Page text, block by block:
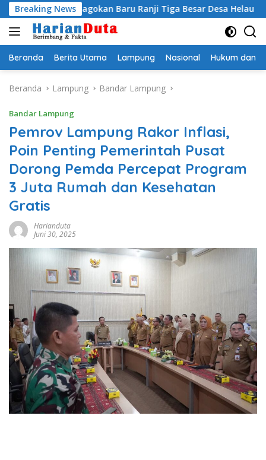
Langsung
ke
konten
Breaking News
Jagokan Baru Ranji Tiga Besar Desa Helau
Beranda Berita Utama Lampung Nasional Hukum dan
Beranda Lampung Bandar Lampung
Bandar Lampung
Pemrov Lampung Rakor Inflasi,
Poin Penting Pemerintah Pusat
Dorong Pemda Percepat Program
3 Juta Rumah dan Kesehatan
Gratis
Harianduta
Juni 30, 2025